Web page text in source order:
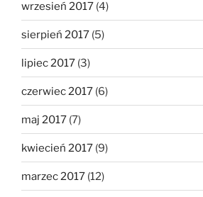
wrzesień 2017 (4)
sierpień 2017 (5)
lipiec 2017 (3)
czerwiec 2017 (6)
maj 2017 (7)
kwiecień 2017 (9)
marzec 2017 (12)